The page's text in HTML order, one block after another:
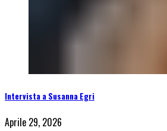
Intervista a Susanna Egri
Aprile 29, 2026